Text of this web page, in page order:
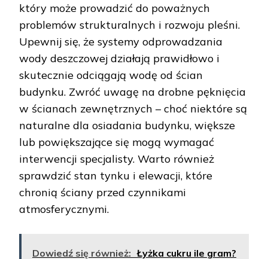
który może prowadzić do poważnych
problemów strukturalnych i rozwoju pleśni.
Upewnij się, że systemy odprowadzania
wody deszczowej działają prawidłowo i
skutecznie odciągają wodę od ścian
budynku. Zwróć uwagę na drobne pęknięcia
w ścianach zewnętrznych – choć niektóre są
naturalne dla osiadania budynku, większe
lub powiększające się mogą wymagać
interwencji specjalisty. Warto również
sprawdzić stan tynku i elewacji, które
chronią ściany przed czynnikami
atmosferycznymi.
Dowiedź się również: Łyżka cukru ile gram?